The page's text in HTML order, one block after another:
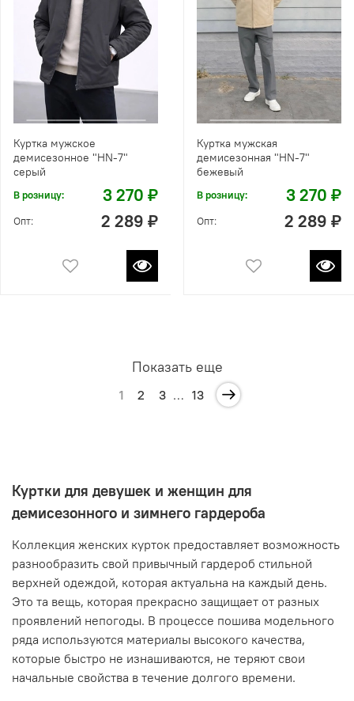
Куртка мужское
демисезонное "HN-7"
серый
В розницу: 3 270 ₽
Опт: 2 289 ₽
Куртка мужская
демисезонная "HN-7"
бежевый
В розницу: 3 270 ₽
Опт: 2 289 ₽
Показать еще
1 2 3 … 13
Куртки для девушек и женщин для
демисезонного и зимнего гардероба
Коллекция женских курток предоставляет возможность
разнообразить свой привычный гардероб стильной
верхней одеждой, которая актуальна на каждый день.
Это та вещь, которая прекрасно защищает от разных
проявлений непогоды. В процессе пошива модельного
ряда используются материалы высокого качества,
которые быстро не изнашиваются, не теряют свои
начальные свойства в течение долгого времени.